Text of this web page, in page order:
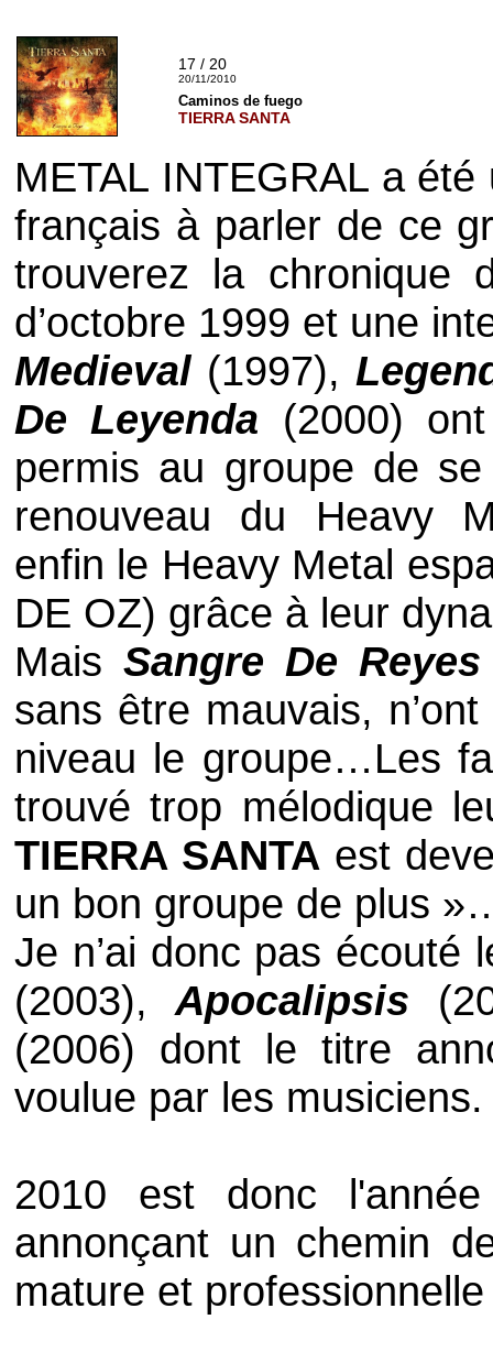
17 / 20
20/11/2010
Caminos de fuego
TIERRA SANTA
METAL INTEGRALa été
français à parler de ce
trouverez la chronique
d’octobre 1999 et une
Medieval(1997),
De Leyenda (2000)
permis au groupe de
renouveau du Heavy
enfin le Heavy Metal
DE OZ) grâce à leur
MaisSangre De Reyes
sans être mauvais,
niveau le groupe…Les
trouvé trop mélodique
TIERRA SANTA est
un bon groupe de plus
Je n’ai donc pas écouté
(2003),Apocalipsis
(2006) dont le titre
voulue par les musiciens.
2010 est donc
annonçant un chemin
mature et